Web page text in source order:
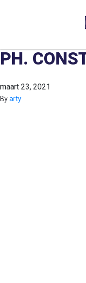
PH.
maart 23, 2021
Byarty